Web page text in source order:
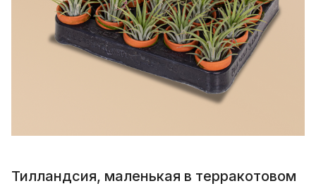
Тилландсия, маленькая в терракотовом